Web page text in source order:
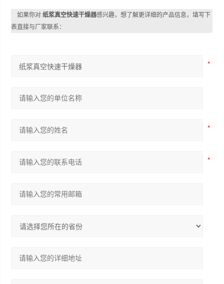
如果你对纸浆真空快速干燥器感兴趣，想了解更详细的产品信息，填写下
表直接与厂家联系：